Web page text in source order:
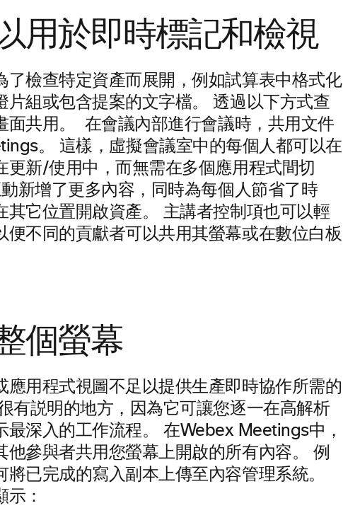
用於即時標記和檢視
了檢查特定資產而展開，例如試算表中格式化
片組或包含提案的文字檔。 透過以下方式查
面共用。
在會議內部進行會議時，共用文件
。 這樣，虛擬會議室中的每個人都可以在
更新/使用中，而無需在多個應用程式間切
新增了更多內容，同時為每個人節省了時
其它位置開啟資產。 主講者控制項也可以輕
便不同的貢獻者可以共用其螢幕或在數位白板
個螢幕
應用程式視圖不足以提供生產即時協作所需的
有説明的地方，因為它可讓您逐一在高解析
深入的工作流程。
在Webex Meetings中，
他參與者共用您螢幕上開啟的所有內容。 例
已完成的寫入副本上傳至內容管理系統。
：